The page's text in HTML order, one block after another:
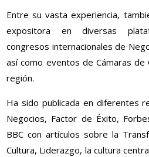
Entre su vasta experiencia,
expositora en diversas
congresos internacionales de
así como eventos de Cámaras
región.
Ha sido publicada en diferentes
Negocios, Factor de Éxito,
BBC con artículos sobre la
Cultura, Liderazgo, la cultura